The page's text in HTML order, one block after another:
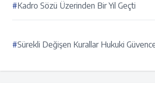
#Kadro Sözü Üzerinden Bir Yıl Geçti
#Sürekli Değişen Kurallar Hukuki